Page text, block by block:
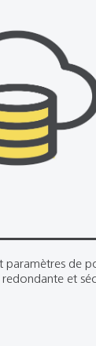
paramètres de
et